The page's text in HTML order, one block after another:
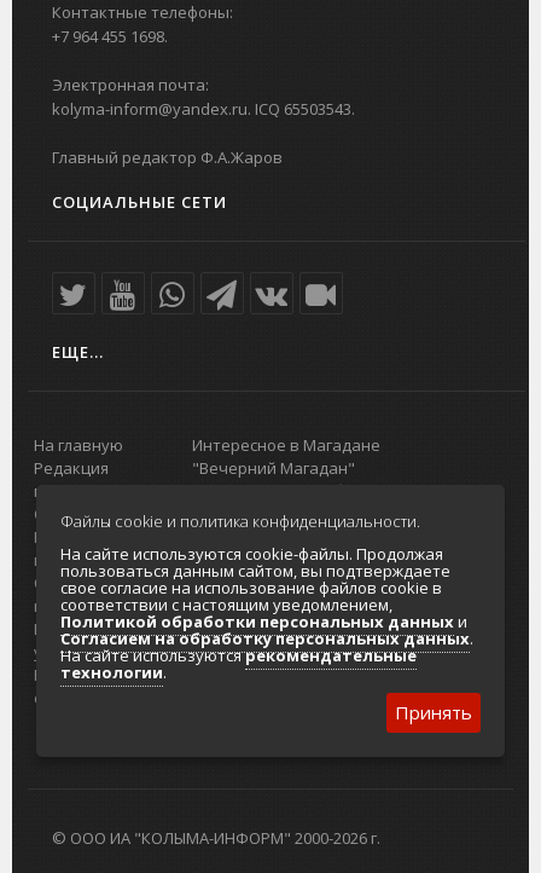
Контактные телефоны:
+7 964 455 1698.
Электронная почта:
kolyma-inform@yandex.ru. ICQ 65503543.
Главный редактор Ф.А.Жаров
СОЦИАЛЬНЫЕ СЕТИ
ЕЩЕ...
На главную
Редакция
портала
О проекте
Реклама на
портале
Отзывы и
предложения
Интернет-
услуги
Разработка
сайтов
Интересное в Магадане
"Вечерний Магадан"
Городская доска объявлений
Реклама
Главный туристический портал
Колымы
Политика в отношении обработки
персональных данных
Согласие на обработку персональных
данных
© ООО ИА "КОЛЫМА-ИНФОРМ" 2000-2026 г.
Файлы cookie и политика конфиденциальности.
На сайте используются cookie-файлы. Продолжая
пользоваться данным сайтом, вы подтверждаете
свое согласие на использование файлов cookie в
соответствии с настоящим уведомлением,
Политикой обработки персональных данныхи
Согласием на обработку персональных данных.
На сайте используютсярекомендательные
технологии.
Принять